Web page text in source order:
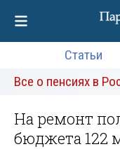
Статьи
Все о пенсиях в
На ремонт
бюджета 122